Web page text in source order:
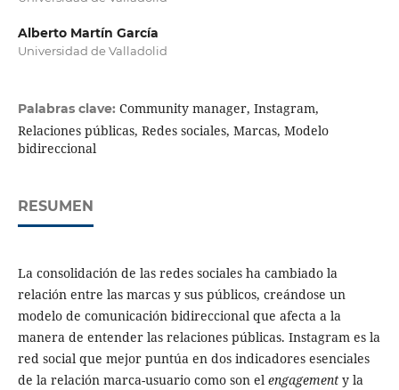
Alberto Martín García
Universidad de Valladolid
Palabras clave: Community manager, Instagram,
Relaciones públicas, Redes sociales, Marcas, Modelo
bidireccional
RESUMEN
La consolidación de las redes sociales ha cambiado la
relación entre las marcas y sus públicos, creándose un
modelo de comunicación bidireccional que afecta a la
manera de entender las relaciones públicas. Instagram es la
red social que mejor puntúa en dos indicadores esenciales
de la relación marca-usuario como son el engagementy la